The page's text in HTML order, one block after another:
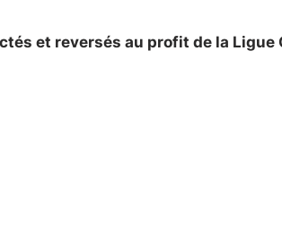
et reversés au profit de la Ligue